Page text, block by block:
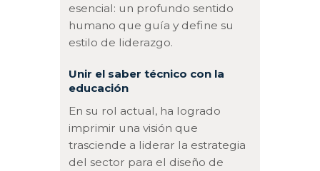
esencial: un profundo sentido
humano que guía y define su
estilo de liderazgo.
Unir el saber técnico con la
educación
En su rol actual, ha logrado
imprimir una visión que
trasciende a liderar la estrategia
del sector para el diseño de